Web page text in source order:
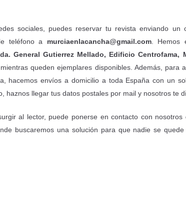
sociales, puedes reservar tu revista enviando un
teléfono a murciaenlacancha@gmail.com. Hemos
General Gutierrez Mellado, Edificio Centrofama,
queden ejemplares disponibles. Además, para
hacemos envíos a domicilio a toda España con un
haznos llegar tus datos postales por mail y nosotros te
al lector, puede ponerse en contacto con
buscaremos una solución para que nadie se